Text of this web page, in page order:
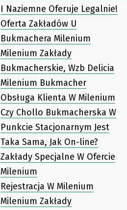
I Naziemne Oferuje Legalnie!
Oferta Zakładów U
Bukmachera Milenium
Milenium Zakłady
Bukmacherskie, Wzb Delicia
Milenium Bukmacher
Obsługa Klienta W Milenium
Czy Chollo Bukmacherska W
Punkcie Stacjonarnym Jest
Taka Sama, Jak On-line?
Zakłady Specjalne W Ofercie
Milenium
Rejestracja W Milenium
Milenium Zakłady